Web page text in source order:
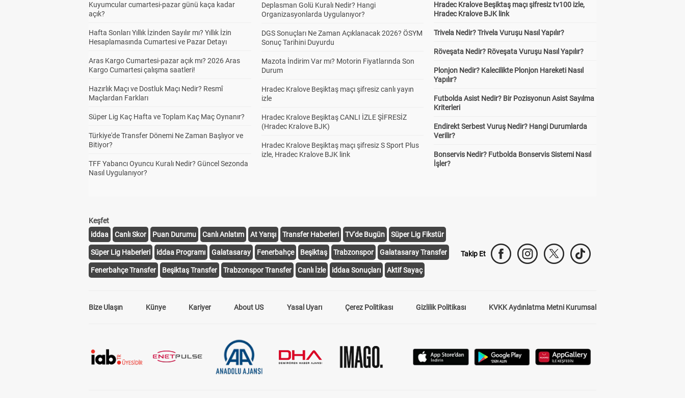
Kuyumcular cumartesi-pazar günü kaça kadar
açık?
Hafta Sonları Yıllık İzinden Sayılır mı? Yıllık İzin
Hesaplamasında Cumartesi ve Pazar Detayı
Aras Kargo Cumartesi-pazar açık mı? 2026 Aras
Kargo Cumartesi çalışma saatleri!
Hazırlık Maçı ve Dostluk Maçı Nedir? Resmî
Maçlardan Farkları
Süper Lig Kaç Hafta ve Toplam Kaç Maç Oynanır?
Türkiye'de Transfer Dönemi Ne Zaman Başlıyor ve
Bitiyor?
TFF Yabancı Oyuncu Kuralı Nedir? Güncel Sezonda
Nasıl Uygulanıyor?
Deplasman Golü Kuralı Nedir? Hangi
Organizasyonlarda Uygulanıyor?
DGS Sonuçları Ne Zaman Açıklanacak 2026? ÖSYM
Sonuç Tarihini Duyurdu
Mazota İndirim Var mı? Motorin Fiyatlarında Son
Durum
Hradec Kralove Beşiktaş maçı şifresiz canlı yayın
izle
Hradec Kralove Beşiktaş CANLI İZLE ŞİFRESİZ
(Hradec Kralove BJK)
Hradec Kralove Beşiktaş maçı şifresiz S Sport Plus
izle, Hradec Kralove BJK link
Hradec Kralove Beşiktaş maçı şifresiz tv100 izle,
Hradec Kralove BJK link
Trivela Nedir? Trivela Vuruşu Nasıl Yapılır?
Röveşata Nedir? Röveşata Vuruşu Nasıl Yapılır?
Plonjon Nedir? Kalecilikte Plonjon Hareketi Nasıl
Yapılır?
Futbolda Asist Nedir? Bir Pozisyonun Asist Sayılma
Kriterleri
Endirekt Serbest Vuruş Nedir? Hangi Durumlarda
Verilir?
Bonservis Nedir? Futbolda Bonservis Sistemi Nasıl
İşler?
Keşfet
iddaa
Canlı Skor Puan Durumu Canlı Anlatım At Yarışı Transfer Haberleri TV'de Bugün Süper Lig Fikstür
Süper Lig Haberleri iddaa Programı Galatasaray Fenerbahçe Beşiktaş Trabzonspor Galatasaray Transfer
Fenerbahçe Transfer Beşiktaş Transfer Trabzonspor Transfer Canlı İzle iddaa Sonuçları Aktif Sayaç
Takip Et
Bize Ulaşın Künye Kariyer About US Yasal Uyarı Çerez Politikası Gizlilik Politikası KVKK Aydınlatma Metni Kurumsal